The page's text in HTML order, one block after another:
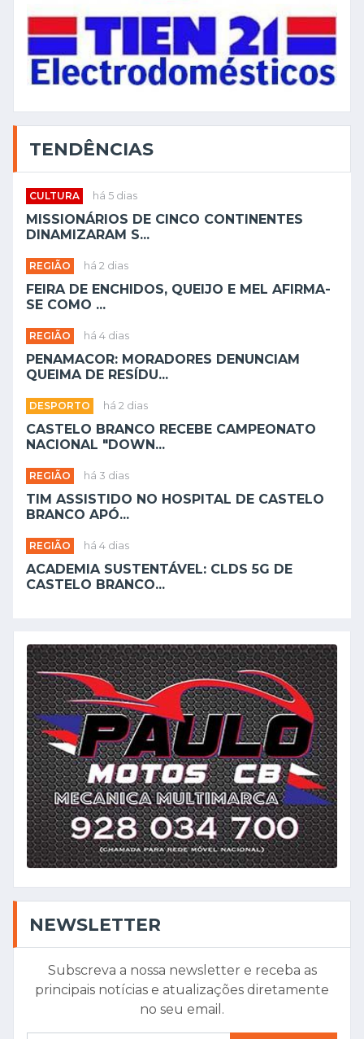
TENDÊNCIAS
CULTURA há 5 dias
MISSIONÁRIOS DE CINCO CONTINENTES
DINAMIZARAM S...
REGIÃO há 2 dias
FEIRA DE ENCHIDOS, QUEIJO E MEL AFIRMA-
SE COMO ...
REGIÃO há 4 dias
PENAMACOR: MORADORES DENUNCIAM
QUEIMA DE RESÍDU...
DESPORTO há 2 dias
CASTELO BRANCO RECEBE CAMPEONATO
NACIONAL "DOWN...
REGIÃO há 3 dias
TIM ASSISTIDO NO HOSPITAL DE CASTELO
BRANCO APÓ...
REGIÃO há 4 dias
ACADEMIA SUSTENTÁVEL: CLDS 5G DE
CASTELO BRANCO...
NEWSLETTER
Subscreva a nossa newsletter e receba as
principais notícias e atualizações diretamente
no seu email.